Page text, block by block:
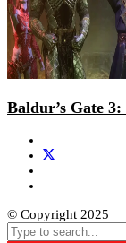
Baldur’s Gate
© Copyright 2025